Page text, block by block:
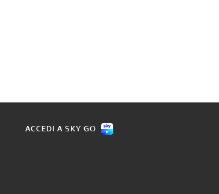
ACCEDI A SKY GO